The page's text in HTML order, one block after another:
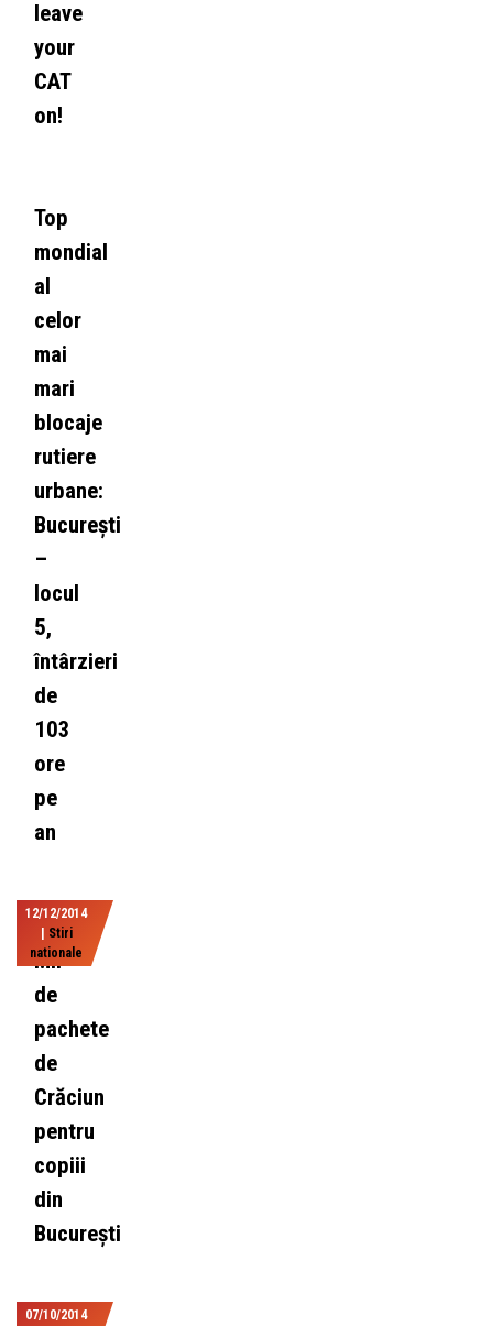
leave
your
CAT
on!
Top
mondial
al
celor
mai
mari
blocaje
rutiere
urbane:
București
–
locul
5,
întârzieri
de
103
ore
pe
an
12/12/2014
Stiri
nationale
Mii
de
pachete
de
Crăciun
pentru
copiii
din
București
07/10/2014